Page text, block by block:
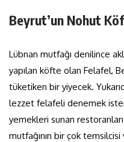
Beyrut’un Nohut
Lübnan mutfağı denilince
yapılan köfte olan Felafel,
tüketiken bir yiyecek.
lezzet felafeli denemek
yemekleri sunan
mutfağının bir çok